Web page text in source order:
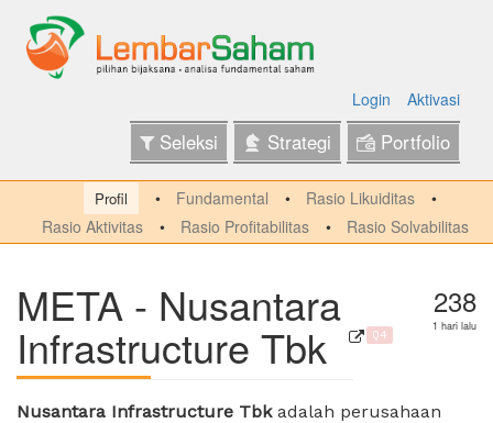
Login Aktivasi
Seleksi Strategi Portfolio
Profil Fundamental
Rasio Likuiditas
Rasio Aktivitas
Rasio Profitabilitas Rasio Solvabilitas
META - Nusantara
Infrastructure Tbk Q4
238
1 hari lalu
Nusantara Infrastructure Tbkadalah perusahaan